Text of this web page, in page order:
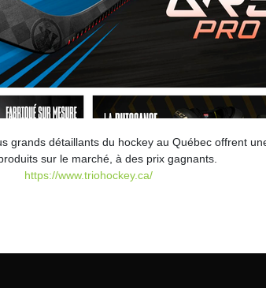
grands détaillants du hockey au Québec offrent
sur le marché, à des prix gagnants.
https://www.triohockey.ca/